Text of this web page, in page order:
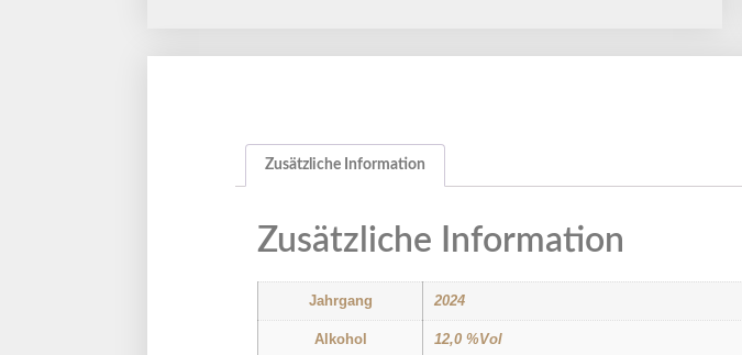
Zusätzliche Information
Zusätzliche Information
Jahrgang 2024
Alkohol 12,0 %Vol